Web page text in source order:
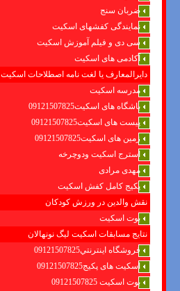
ضربان سنج
نمایندگی کفشهای اسکیت
سی دی و فیلم آموزش اسکیت
آکادمی های اسکیت
دایرالمعارف یا لغت نامه اصطلاحات اسکیت
مدرسه اسکیت
باشگاه های اسکیت09121507825
پیست های اسکیت09121507825
زمین های اسکیت09121507825
استرج اسکیت ودوچرخه
مهدی مرادی
پکیج کامل کفش اسکیت
نقش والدین در ورزش کودکان
بوت اسکیت
نتایج مسابقات اسکیت لیگ نونهالان
فروشگاه اينترنتي09121507825
اسکیت های پکیج09121507825
بوت اسکیت 09121507825